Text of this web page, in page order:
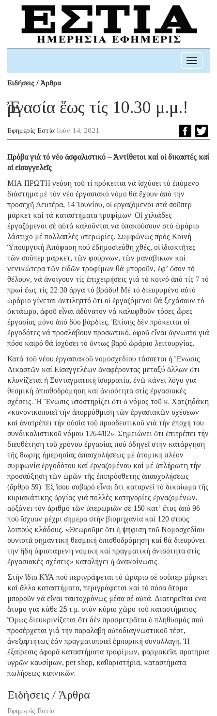
Toggle
Ειδήσεις / Άρθρα
Ἐργασία ἕως τίς 10.30 μ.μ.!
Εφημερίς Εστία Ιούν 14, 2021
Πρόβα γιά τό νέο ἀσφαλιστικό – Ἀντίθετοι καί οἱ δικαστές καί
οἱ εἰσαγγελεῖς
ΜΙΑ ΠΡΩΤΗ γεύση τοῦ τί πρόκειται νά ἰσχύσει τό ἑπόμενο
διάστημα μέ τόν νέο ἐργασιακό νόμο θά ἔχουν ἀπό τήν
προσεχῆ Δευτέρα, 14 Ἰουνίου, οἱ ἐργαζόμενοι στά σοῦπερ
μάρκετ καί τά καταστήματα τροφίμων. Οἱ χιλιάδες
ἐργαζόμενοι σέ αὐτά καλοῦνται νά ὑπακούσουν στό ὡράριο
λάστιχο μέ πολλαπλές ὑπερωρίες. Συμφώνως πρός Κοινή
Ὑπουργική Ἀπόφαση πού ἐδημοσιεύθη χθές, οἱ ἰδιοκτῆτες
τῶν σοῦπερ μάρκετ, τῶν φούρνων, τῶν μανάβικων καί
γενικώτερα τῶν εἰδῶν τροφίμων θά μποροῦν, ἐφ’ ὅσον τό
θέλουν, νά ἀνοίγουν τίς ἐπιχειρήσεις γιά τό κοινό ἀπό τίς 7 τό
πρωί ἕως τίς 22:30 ἀργά τό βράδυ! Μέ τό διευρυμένο αὐτό
ὡράριο γίνεται ἀντιληπτό ὅτι οἱ ἐργαζόμενοι θά ξεχάσουν τό
ὀκτάωρο, ἀφοῦ εἶναι ἀδύνατον νά καλυφθοῦν τόσες ὧρες
ἐργασίας μόνο ἀπό δύο βάρδιες. Ἐπίσης δέν πρόκειται οἱ
ἐργοδότες νά προσλάβουν προσωπικό, ἀφοῦ εἶναι ἄγνωστο γιά
πόσο καιρό θά ἰσχύσει τό ὄντως βαρύ ὡράριο λειτουργίας.
Κατά τοῦ νέου ἐργασιακοῦ νομοσχεδίου τάσσεται ἡ Ἕνωσις
Δικαστῶν καί Εἰσαγγελέων ἀναφέροντας μεταξύ ἄλλων ὅτι
κλονίζεται ἡ Συνταγματική ἰσορροπία, ἐνῶ κάνει λόγο γιά
θεσμική ὀπισθοδρόμηση καί ἀνισότητα στίς ἐργασιακές
σχέσεις. Ἡ Ἕνωσις ὑποστηρίζει ὅτι ὁ νόμος τοῦ κ. Χατζηδάκη
«κανονικοποιεῖ τήν ἀπορρύθμιση τῶν ἐργασιακῶν σχέσεων
καί ἀνατρέπει τήν οὐσία τοῦ προοδευτικοῦ γιά τήν ἐποχή του
συνδικαλιστικοῦ νόμου 1264/82». Σημειώνει ὅτι ἐπιτρέπει τήν
διευθέτηση τοῦ χρόνου ἐργασίας πού ὁδηγεῖ στήν κατάργηση
τῆς 8ωρης ἡμερησίας ἀπασχολήσεως μέ ἀτομική πλέον
συμφωνία ἐργοδότου καί ἐργαζομένου καί μέ ἀπλήρωτη τήν
προσαύξηση τῶν ὡρῶν τῆς ἐπιπρόσθετης ἀπασχολήσεως
(ἄρθρο 59). Ἐξ ἴσου σοβαρό εἶναι ὅτι καταργεῖ τό δικαίωμα τῆς
κυριακάτικης ἀργίας γιά πολλές κατηγορίες ἐργαζομένων,
αὐξάνει τόν ἀριθμό τῶν ὑπερωριῶν σέ 150 κατ’ ἔτος ἀπό 96
πού ἴσχυαν μέχρι σήμερα στήν βιομηχανία καί 120 στούς
λοιπούς κλάδους. «Θεωροῦμε ὅτι ἡ ψήφιση τοῦ Νομοσχεδίου
συνιστᾶ σημαντική θεσμική ὀπισθοδρόμηση καί θά διευρύνει
τήν ἤδη ὑφιστάμενη νομική καί πραγματική ἀνισότητα στίς
ἐργασιακές σχέσεις» καταλήγει ἡ ἀνακοίνωσις.
Στήν ἴδια ΚΥΑ πού περιγράφεται τό ὡράριο σέ σοῦπερ μάρκετ
καί ἄλλα καταστήματα, περιγράφεται καί τό πόσα ἄτομα
μποροῦν νά εἶναι ταυτοχρόνως μέσα σέ αὐτά. Διατηρεῖται ἕνα
ἄτομο γιά κάθε 25 τ.μ. στόν κύριο χῶρο τοῦ καταστήματος.
Ὅμως διευκρινίζεται ὅτι δέν προσμετρᾶται ὁ πληθυσμός πού
προσέρχεται γιά τήν παραλαβή αὐτοδιαγνωστικοῦ τέστ,
ἀνεξαρτήτως ἐάν πραγματοποιεῖ ἐμπορική συναλλαγή. Ἡ
ἐξαίρεσις ἀφορᾶ καταστήματα τροφίμων, φαρμακεῖα, πρατήρια
ὑγρῶν καυσίμων, pet shop, καθαριστήρια, καταστήματα
πωλήσεως καπνικῶν.
Ειδήσεις / Άρθρα
Εφημερίς Εστία